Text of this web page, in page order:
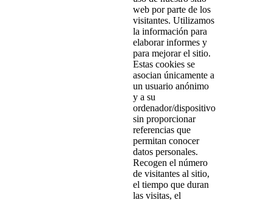
web por parte de los
visitantes. Utilizamos
la información para
elaborar informes y
para mejorar el sitio.
Estas cookies se
asocian únicamente a
un usuario anónimo
y a su
ordenador/dispositivo
sin proporcionar
referencias que
permitan conocer
datos personales.
Recogen el número
de visitantes al sitio,
el tiempo que duran
las visitas, el